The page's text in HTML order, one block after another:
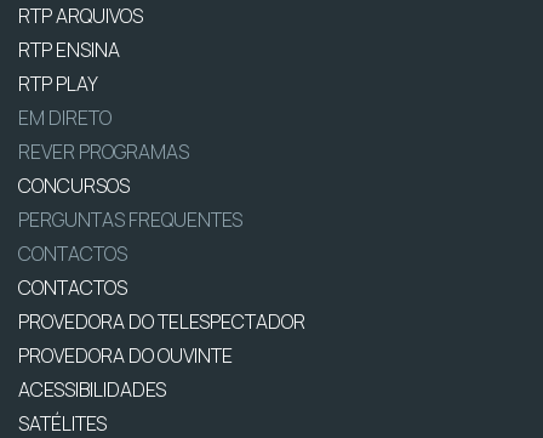
RTP ARQUIVOS
RTP ENSINA
RTP PLAY
EM DIRETO
REVER PROGRAMAS
CONCURSOS
PERGUNTAS FREQUENTES
CONTACTOS
CONTACTOS
PROVEDORA DO TELESPECTADOR
PROVEDORA DO OUVINTE
ACESSIBILIDADES
SATÉLITES